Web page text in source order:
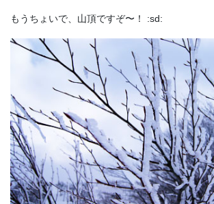
もうちょいで、山頂ですぞ〜！ :sd: